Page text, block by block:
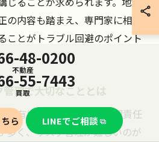
内容も踏まえ、専門家に相談
ことがトラブル回避のポイント
理で大切なこととは
所有権が移らないため管理責任
多く、リスク管理が難しいのが
48-0200
不動産
55-7443
買取
ら LINEでご相談